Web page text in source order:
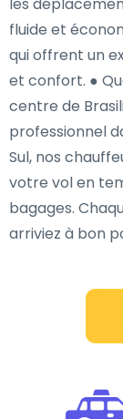
fluide et
qui offrent un
et confort. ●
centre de
professionnel
Sul, nos
votre vol en
bagages.
arriviez à bon